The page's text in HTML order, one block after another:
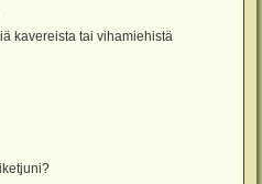
kavereista tai vihamiehistä